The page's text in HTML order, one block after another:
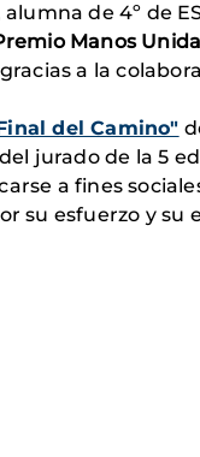
alumna de 4º de
Manos
a la
del Camino"
jurado de la 5
a fines
su esfuerzo y su